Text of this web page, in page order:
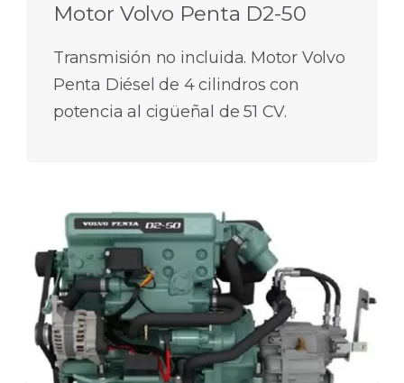
Motor Volvo Penta D2-50
Transmisión no incluida. Motor Volvo
Penta Diésel de 4 cilindros con
potencia al cigüeñal de 51 CV.